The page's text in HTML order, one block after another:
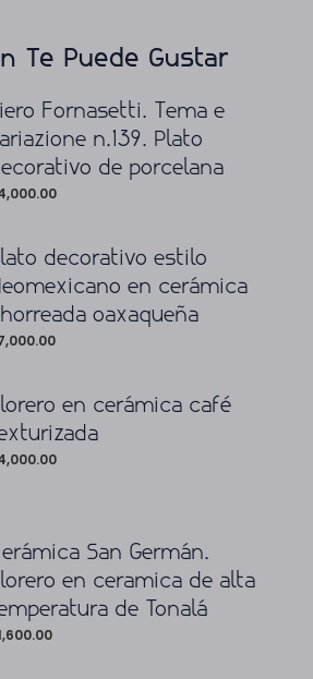
Te Puede Gustar
Fornasetti. Tema e
n.139. Plato
de porcelana
decorativo estilo
en cerámica
oaxaqueña
en cerámica café
San Germán.
en ceramica de alta
de Tonalá